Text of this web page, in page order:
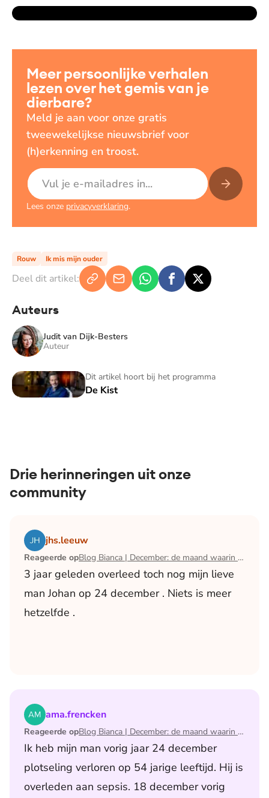
Meer persoonlijke verhalen
lezen over het gemis van je
dierbare?
Meld je aan voor onze gratis
tweewekelijkse nieuwsbrief voor
(h)erkenning en troost.
E-mailadres
Lees onze privacyverklaring.
Rouw Ik mis mijn ouder
Deel dit artikel:
Auteurs
Judit van Dijk-Besters
Auteur
Dit artikel hoort bij het programma
De Kist
De Kist
Drie herinneringen uit onze
community
jhs.leeuw
Reageerde op Blog Bianca | December: de maand waarin ik mijn man verloor
3 jaar geleden overleed toch nog mijn lieve
man Johan op 24 december . Niets is meer
hetzelfde .
Lees het artikel Blog Bianca | December: de maand
ama.frencken
Reageerde op Blog Bianca | December: de maand waarin ik mijn man verloor
Ik heb mijn man vorig jaar 24 december
plotseling verloren op 54 jarige leeftijd. Hij is
overleden aan sepsis. 18 december vorig
Lees het artikel Blog Bianca | December: de maand